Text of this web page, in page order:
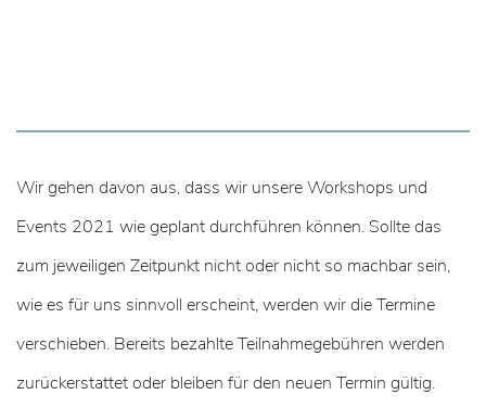
Wir gehen davon aus, dass wir unsere Workshops und
Events 2021 wie geplant durchführen können. Sollte das
zum jeweiligen Zeitpunkt nicht oder nicht so machbar sein,
wie es für uns sinnvoll erscheint, werden wir die Termine
verschieben. Bereits bezahlte Teilnahmegebühren werden
zurückerstattet oder bleiben für den neuen Termin gültig.